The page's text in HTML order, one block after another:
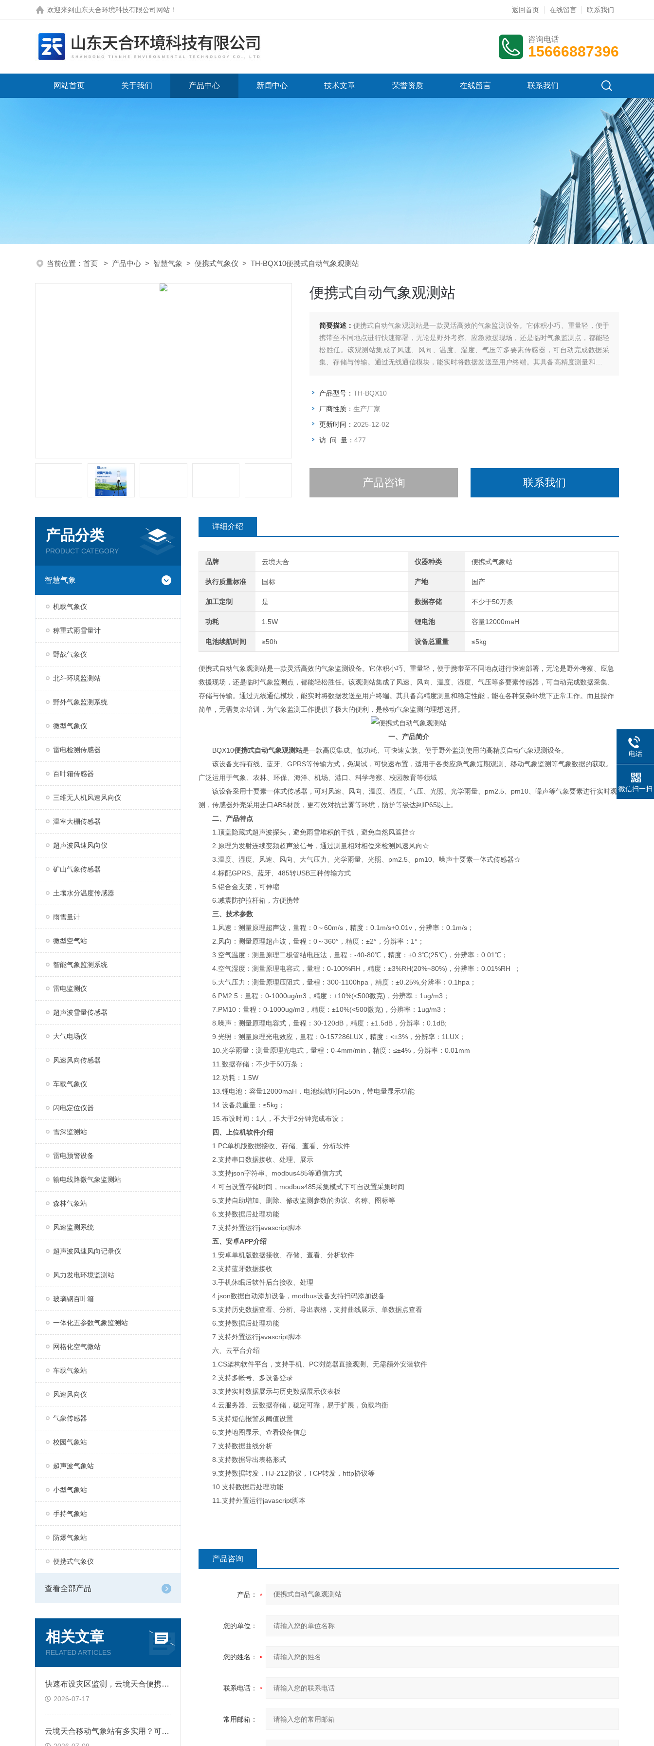
欢迎来到 山东天合环境科技有限公司网站 ！ 返回首页 在线留言 联系我们
咨询电话
15666887396
网站首页 关于我们 产品中心 新闻中心 技术文章 荣誉资质 在线留言 联系我们
当前位置： 首页 > 产品中心 > 智慧气象 > 便携式气象仪 > TH-BQX10便携式自动气象观测站
便携式自动气象观测站
简要描述： 便携式自动气象观测站是一款灵活高效的气象监测设备。它体积小巧、重量轻，便于
携带至不同地点进行快速部署，无论是野外考察、应急救援现场，还是临时气象监测点，都能轻
松胜任。该观测站集成了风速、风向、温度、湿度、气压等多要素传感器，可自动完成数据采
集、存储与传输。通过无线通信模块，能实时将数据发送至用户终端。其具备高精度测量和稳定
产品型号： TH-BQX10
厂商性质： 生产厂家
更新时间： 2025-12-02
访 问 量： 477
产品咨询 联系我们
产品分类
PRODUCT CATEGORY
智慧气象
机载气象仪
称重式雨雪量计
野战气象仪
北斗环境监测站
野外气象监测系统
微型气象仪
雷电检测传感器
百叶箱传感器
三维无人机风速风向仪
温室大棚传感器
超声波风速风向仪
矿山气象传感器
土壤水分温度传感器
雨雪量计
微型空气站
智能气象监测系统
雷电监测仪
超声波雪量传感器
大气电场仪
风速风向传感器
车载气象仪
闪电定位仪器
雪深监测站
雷电预警设备
输电线路微气象监测站
森林气象站
风速监测系统
超声波风速风向记录仪
风力发电环境监测站
玻璃钢百叶箱
一体化五参数气象监测站
网格化空气微站
车载气象站
风速风向仪
气象传感器
校园气象站
超声波气象站
小型气象站
手持气象站
防爆气象站
便携式气象仪
查看全部产品
相关文章
RELATED ARTICLES
快速布设灾区监测，云境天合便携式气象仪实时预警山洪风险为人员争取时间
2026-07-17
云境天合移动气象站有多实用？可跟随监测人员深入偏远区域完成气象监测任务
详细介绍
品牌 云境天合 仪器种类 便携式气象站
执行质量标准 国标 产地 国产
加工定制 是 数据存储 不少于50万条
功耗 1.5W 锂电池 容量12000maH
电池续航时间 ≥50h 设备总重量 ≤5kg
便携式自动气象观测站是一款灵活高效的气象监测设备。它体积小巧、重量轻，便于携带至不同地点进行快速部署，无论是野外考察、应急
救援现场，还是临时气象监测点，都能轻松胜任。该观测站集成了风速、风向、温度、湿度、气压等多要素传感器，可自动完成数据采集、
存储与传输。通过无线通信模块，能实时将数据发送至用户终端。其具备高精度测量和稳定性能，能在各种复杂环境下正常工作。而且操作
简单，无需复杂培训，为气象监测工作提供了极大的便利，是移动气象监测的理想选择。
一、产品简介
BQX10便携式自动气象观测站是一款高度集成、低功耗、可快速安装、便于野外监测使用的高精度自动气象观测设备。
该设备支持有线、蓝牙、GPRS等传输方式，免调试，可快速布置，适用于各类应急气象短期观测、移动气象监测等气象数据的获取。
广泛运用于气象、农林、环保、海洋、机场、港口、科学考察、校园教育等领域
该设备采用十要素一体式传感器，可对风速、风向、温度、湿度、气压、光照、光学雨量、pm2.5、pm10、噪声等气象要素进行实时观
测，传感器外壳采用进口ABS材质，更有效对抗盐雾等环境，防护等级达到IP65以上。
二、产品特点
1.顶盖隐藏式超声波探头，避免雨雪堆积的干扰，避免自然风遮挡☆
2.原理为发射连续变频超声波信号，通过测量相对相位来检测风速风向☆
3.温度、湿度、风速、风向、大气压力、光学雨量、光照、pm2.5、pm10、噪声十要素一体式传感器☆
4.标配GPRS、蓝牙、485转USB三种传输方式
5.铝合金支架，可伸缩
6.减震防护拉杆箱，方便携带
三、技术参数
1.风速：测量原理超声波，量程：0～60m/s，精度：0.1m/s+0.01v，分辨率：0.1m/s；
2.风向：测量原理超声波，量程：0～360°，精度：±2°，分辨率：1°；
3.空气温度：测量原理二极管结电压法，量程：-40-80℃，精度：±0.3℃(25℃)，分辨率：0.01℃；
4.空气湿度：测量原理电容式，量程：0-100%RH，精度：±3%RH(20%~80%)，分辨率：0.01%RH ；
5.大气压力：测量原理压阻式，量程：300-1100hpa，精度：±0.25%,分辨率：0.1hpa；
6.PM2.5：量程：0-1000ug/m3，精度：±10%(<500微克)，分辨率：1ug/m3；
7.PM10：量程：0-1000ug/m3，精度：±10%(<500微克)，分辨率：1ug/m3；
8.噪声：测量原理电容式，量程：30-120dB，精度：±1.5dB，分辨率：0.1dB;
9.光照：测量原理光电效应，量程：0-157286LUX，精度：<±3%，分辨率：1LUX；
10.光学雨量：测量原理光电式，量程：0-4mm/min，精度：≤±4%，分辨率：0.01mm
11.数据存储：不少于50万条；
12.功耗：1.5W
13.锂电池：容量12000maH，电池续航时间≥50h，带电量显示功能
14.设备总重量：≤5kg；
15.布设时间：1人，不大于2分钟完成布设；
四、上位机软件介绍
1.PC单机版数据接收、存储、查看、分析软件
2.支持串口数据接收、处理、展示
3.支持json字符串、modbus485等通信方式
4.可自设置存储时间，modbus485采集模式下可自设置采集时间
5.支持自助增加、删除、修改监测参数的协议、名称、图标等
6.支持数据后处理功能
7.支持外置运行javascript脚本
五、安卓APP介绍
1.安卓单机版数据接收、存储、查看、分析软件
2.支持蓝牙数据接收
3.手机休眠后软件后台接收、处理
4.json数据自动添加设备，modbus设备支持扫码添加设备
5.支持历史数据查看、分析、导出表格，支持曲线展示、单数据点查看
6.支持数据后处理功能
7.支持外置运行javascript脚本
六、云平台介绍
1.CS架构软件平台，支持手机、PC浏览器直接观测、无需额外安装软件
2.支持多帐号、多设备登录
3.支持实时数据展示与历史数据展示仪表板
4.云服务器、云数据存储，稳定可靠，易于扩展，负载均衡
5.支持短信报警及阈值设置
6.支持地图显示、查看设备信息
7.支持数据曲线分析
8.支持数据导出表格形式
9.支持数据转发，HJ-212协议，TCP转发，http协议等
10.支持数据后处理功能
11.支持外置运行javascript脚本
产品咨询
产品：
您的单位：
您的姓名：
联系电话：
常用邮箱：
电话
微信扫一扫